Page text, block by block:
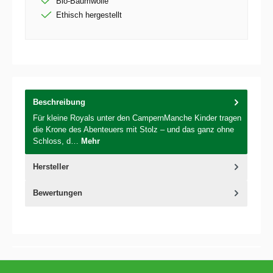
Ethisch hergestellt
Beschreibung
Für kleine Royals unter den CampernManche Kinder tragen
die Krone des Abenteuers mit Stolz – und das ganz ohne
Schloss, d…
Mehr
Hersteller
Bewertungen